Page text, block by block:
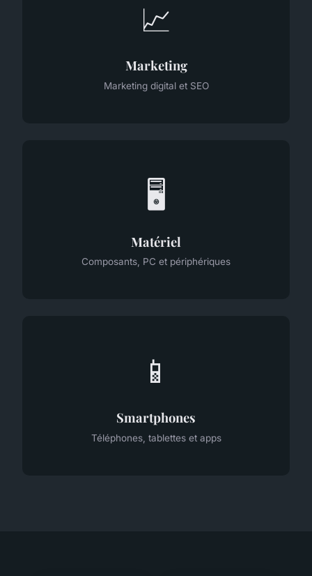
📈
Marketing
Marketing digital et SEO
🖥️
Matériel
Composants, PC et périphériques
📱
Smartphones
Téléphones, tablettes et apps